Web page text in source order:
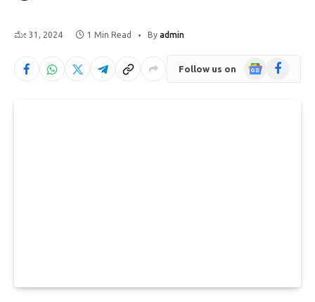
ಮೇ 31, 2024 1 Min Read By admin
Follow us on
GoogleFacebook